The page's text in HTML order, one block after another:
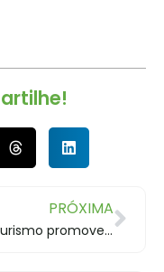
PRÓXIMA
Cicloturismo promove paisagens naturais, história e cultura